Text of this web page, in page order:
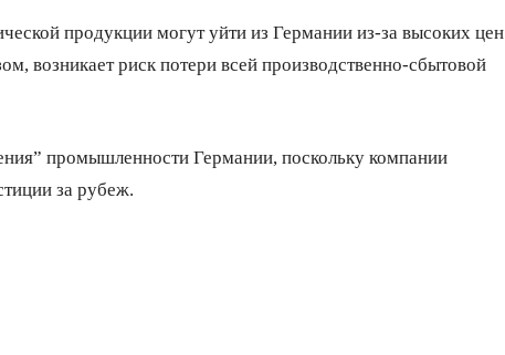
продукции могут уйти из Германии из-за высоких цен
возникает риск потери всей производственно-сбытовой
промышленности Германии, поскольку компании
за рубеж.